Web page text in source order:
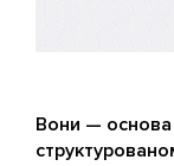
Вони — основа